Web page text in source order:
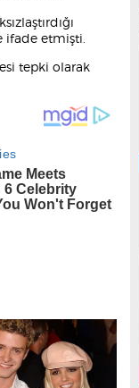
ifade etmişti.
tepki olarak